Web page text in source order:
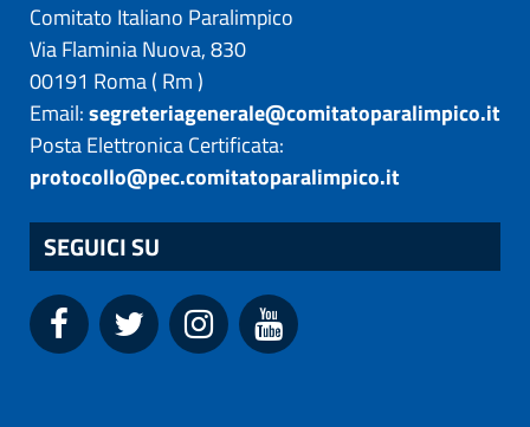
Comitato Italiano Paralimpico
Via Flaminia Nuova, 830
00191 Roma( Rm)
Email:segreteriagenerale@comitatoparalimpico.it
Posta Elettronica Certificata:
protocollo@pec.comitatoparalimpico.it
SEGUICI SU